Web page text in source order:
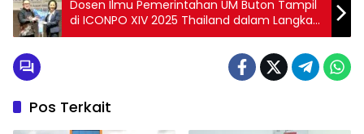
Dosen Ilmu Pemerintahan UM Buton Tampil
di ICONPO XIV 2025 Thailand dalam Langkah
Strategis Menuju Kolaborasi ASEAN
Pos Terkait